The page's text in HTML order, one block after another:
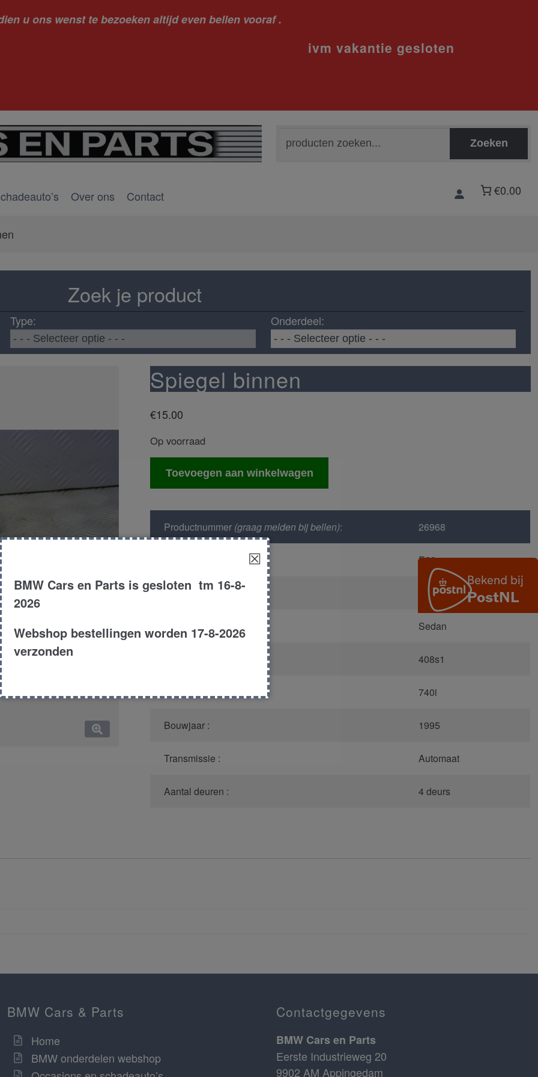
u ons wenst te bezoeken altijd even bellen vooraf .
gesloten
naar:
Zoeken
Over ons Contact €0.00
Zoek je product
Type: Onderdeel:
Spiegel binnen
€15.00
Op voorraad
Spiegel
Toevoegen aan winkelwagen
Productnummer (graag melden bij bellen): 26968
E38
Kleur : 346 navarraviolet
Carroserie : Sedan
408s1
740i
Bouwjaar : 1995
Transmissie : Automaat
Aantal deuren : 4 deurs
BMW Cars & Parts
Home
BMW onderdelen webshop
Contactgegevens
BMW Cars en Parts
Eerste Industrieweg 20
9902 AM Appingedam
☒
BMW Cars en Parts is gesloten tm 16-8-
2026
Webshop bestellingen worden 17-8-2026
verzonden